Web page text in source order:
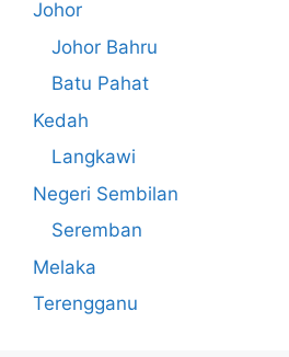
Johor
Johor Bahru
Batu Pahat
Kedah
Langkawi
Negeri Sembilan
Seremban
Melaka
Terengganu